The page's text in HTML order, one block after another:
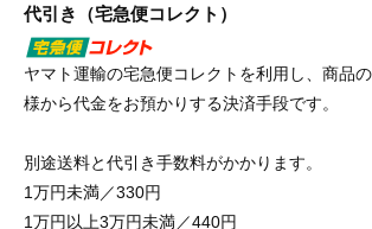
代引き（宅急便コレクト）
ヤマト運輸の宅急便コレクトを利用し、商品
様から代金をお預かりする決済手段です。
別途送料と代引き手数料がかかります。
1万円未満／330円
1万円以上3万円未満／440円